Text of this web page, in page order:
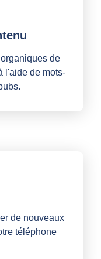
de
l'aide de mots-
de nouveaux
téléphone